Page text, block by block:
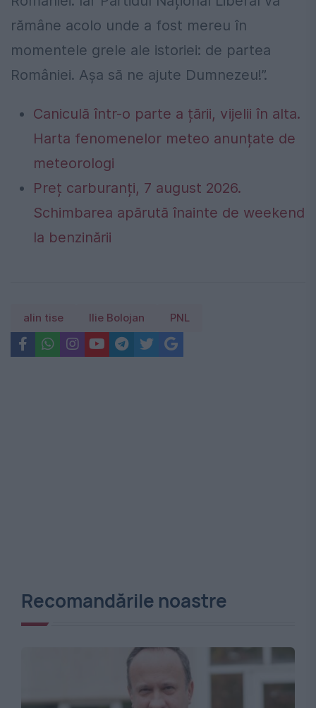
rămâne acolo unde a fost mereu în
momentele grele ale istoriei: de partea
României. Așa să ne ajute Dumnezeu!”.
Caniculă într-o parte a țării, vijelii în alta.
Harta fenomenelor meteo anunțate de
meteorologi
Preț carburanți, 7 august 2026.
Schimbarea apărută înainte de weekend
la benzinării
alin tise Ilie Bolojan PNL
Recomandările noastre